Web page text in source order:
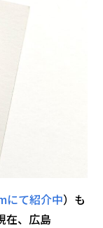
にて紹介中）も
在、広島